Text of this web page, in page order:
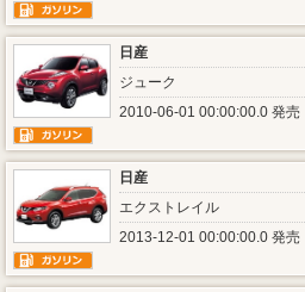
日産
ジューク
2010-06-01 00:00:00.0 発売
日産
エクストレイル
2013-12-01 00:00:00.0 発売